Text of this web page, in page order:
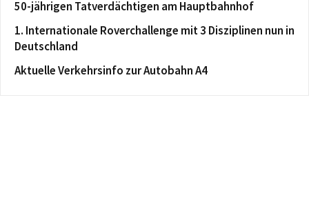
50-jährigen Tatverdächtigen am Hauptbahnhof
1. Internationale Roverchallenge mit 3 Disziplinen nun in
Deutschland
Aktuelle Verkehrsinfo zur Autobahn A4